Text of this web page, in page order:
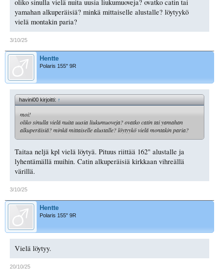
oliko sinulla vielä nuita uusia liukumuoveja? ovatko catin tai
yamahan alkuperäisiä? minkä mittaiselle alustalle? löytyykö
vielä montakin paria?
3/10/25
Hentte
Polaris 155" 9R
havini00 kirjoitti:↑
moi!
oliko sinulla vielä nuita uusia liukumuoveja? ovatko catin tai yamahan
alkuperäisiä? minkä mittaiselle alustalle? löytyykö vielä montakin paria?
Taitaa neljä kpl vielä löytyä. Pituus riittää 162" alustalle ja
lyhentämällä muihin. Catin alkuperäisiä kirkkaan vihreällä
värillä.
3/10/25
Hentte
Polaris 155" 9R
Vielä löytyy.
20/10/25